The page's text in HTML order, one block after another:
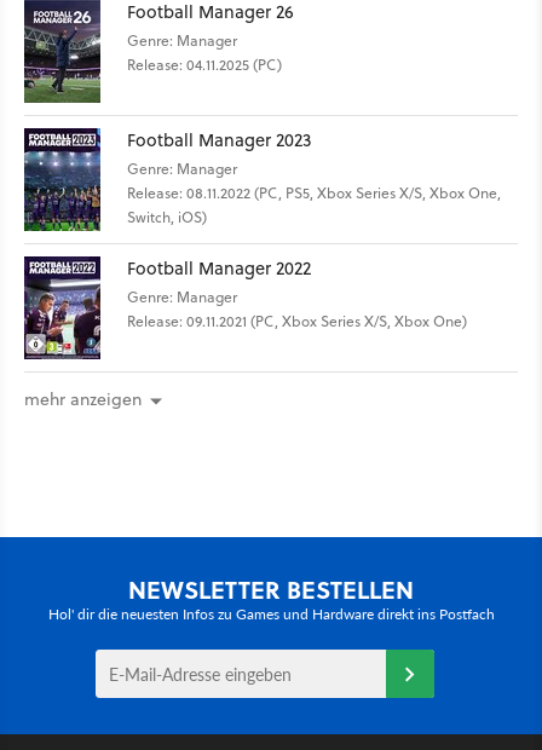
Football Manager 26
Genre: Manager
Release: 04.11.2025 (PC)
Football Manager 2023
Genre: Manager
Release: 08.11.2022 (PC, PS5, Xbox Series X/S, Xbox One,
Switch, iOS)
Football Manager 2022
Genre: Manager
Release: 09.11.2021 (PC, Xbox Series X/S, Xbox One)
mehr anzeigen
NEWSLETTER BESTELLEN
Hol' dir die neuesten Infos zu Games und Hardware direkt ins Postfach